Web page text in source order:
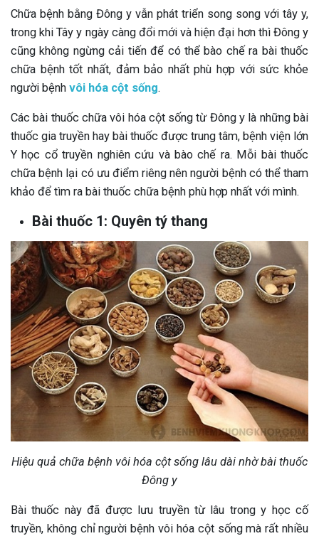
Chữa bệnh bằng Đông y vẫn phát triển song song với tây y,
trong khi Tây y ngày càng đổi mới và hiện đại hơn thì Đông y
cũng không ngừng cải tiến để có thể bào chế ra bài thuốc
chữa bệnh tốt nhất, đảm bảo nhất phù hợp với sức khỏe
người bệnh vôi hóa cột sống.
Các bài thuốc chữa vôi hóa cột sống từ Đông y là những bài
thuốc gia truyền hay bài thuốc được trung tâm, bệnh viện lớn
Y học cổ truyền nghiên cứu và bào chế ra. Mỗi bài thuốc
chữa bệnh lại có ưu điểm riêng nên người bệnh có thể tham
khảo để tìm ra bài thuốc chữa bệnh phù hợp nhất với mình.
Bài thuốc 1: Quyên tý thang
Hiệu quả chữa bệnh vôi hóa cột sống lâu dài nhờ bài thuốc
Đông y
Bài thuốc này đã được lưu truyền từ lâu trong y học cố
truyền, không chỉ người bệnh vôi hóa cột sống mà rất nhiều